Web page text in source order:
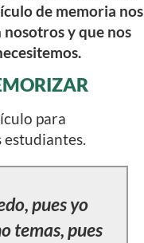
de memoria nos
y que nos
para
pues yo
temas, pues